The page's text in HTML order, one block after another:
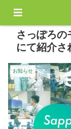
さっぽろの
にて紹介さ
お知らせ